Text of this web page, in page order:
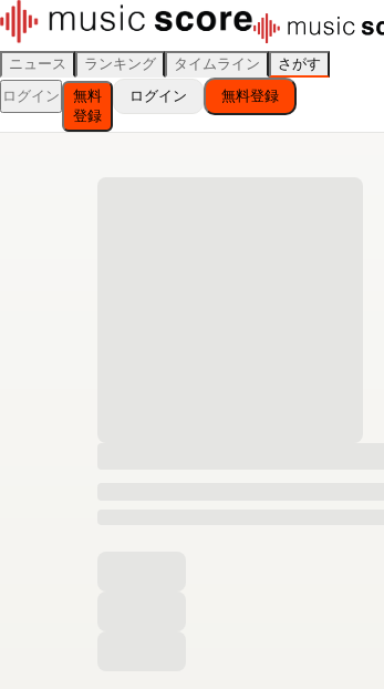
ニュース ランキング タイムライン
さがす
ログイン
無料
登録
ログイン 無料登録